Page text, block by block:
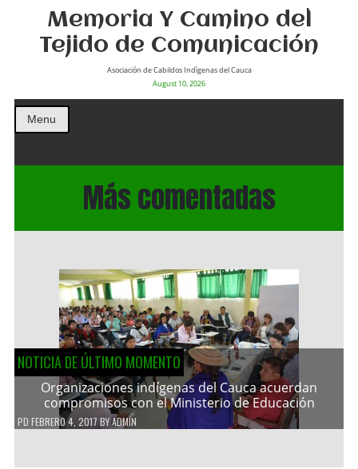
Memoria Y Camino del
Tejido de Comunicación
Asociación de Cabildos Indìgenas del Cauca
August 10, 2026
Menu
Más comentadas
NOTICIA DE ÚLTIMO MOMENTO
Organizaciones indígenas del Cauca acuerdan
compromisos con el Ministerio de Educación
PD FEBRERO 4, 2017 BYADMIN